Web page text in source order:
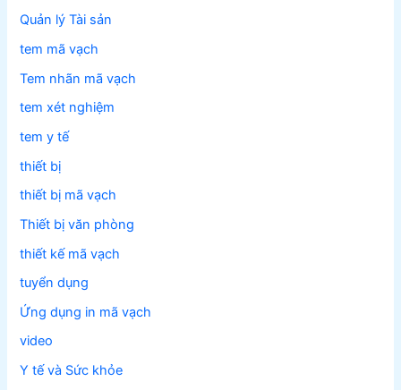
Quản lý Tài sản
tem mã vạch
Tem nhãn mã vạch
tem xét nghiệm
tem y tế
thiết bị
thiết bị mã vạch
Thiết bị văn phòng
thiết kế mã vạch
tuyển dụng
Ứng dụng in mã vạch
video
Y tế và Sức khỏe